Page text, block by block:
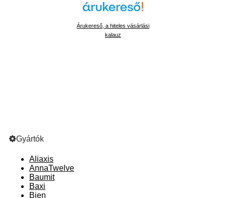
Árukereső, a hiteles vásárlási
kalauz
Gyártók
Aliaxis
AnnaTwelve
Baumit
Baxi
Bien